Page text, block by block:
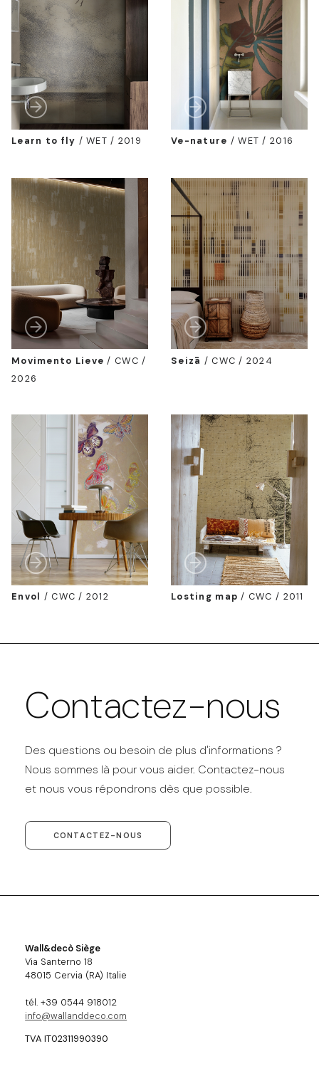
Learn to fly /WET / 2019 Ve-nature /WET / 2016
Movimento Lieve /CWC /
2026
Seizā /CWC / 2024
Envol /CWC / 2012 Losting map / CWC / 2011
Contactez-nous
Des questions ou besoin de plus d'informations ?
Nous sommes là pour vous aider. Contactez-nous
et nous vous répondrons dès que possible.
CONTACTEZ-NOUS
Wall&decò Siège
Via Santerno 18
48015 Cervia (RA) Italie
tél. +39 0544 918012
info@wallanddeco.com
TVA IT02311990390